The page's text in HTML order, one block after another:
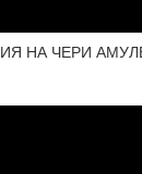
ЧЕРИ